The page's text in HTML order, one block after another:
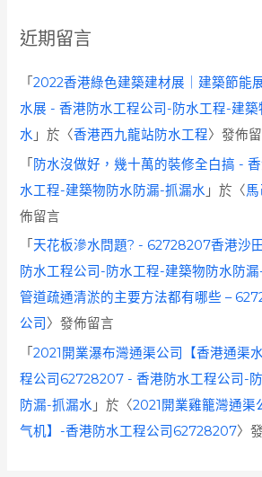
近期留言
「2022香港綠色建築建材展｜建築節能
水展 - 香港防水工程公司-防水工程-建
水 」於〈香港西九龍站防水工程〉發佈
「 防水沒做好，幾十萬的裝修全白搞 -
水工程-建築物防水防漏-抓漏水 」於〈
佈留言
「 天花板滲水問題? - 62728207香港沙
防水工程公司-防水工程-建築物防水防
管道疏通清淤的主要方法都有哪些 –
公司 〉發佈留言
「2021開業瀑布灣通渠公司【香港通渠
程公司62728207 - 香港防水工程公司-
防漏-抓漏水 」於〈2021開業雞籠灣通渠
气机】-香港防水工程公司62728207〉